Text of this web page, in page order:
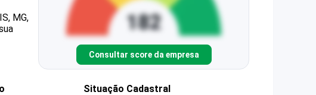
MG,
Consultar score da empresa
Situação Cadastral